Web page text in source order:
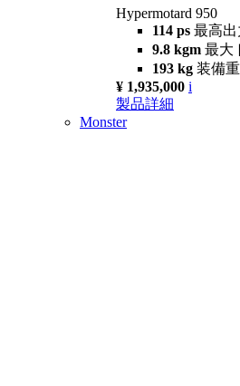
Hypermotard 950
114 ps 最高出
9.8 kgm 最大
193 kg 装備
¥ 1,935,000 i
製品詳細
Monster